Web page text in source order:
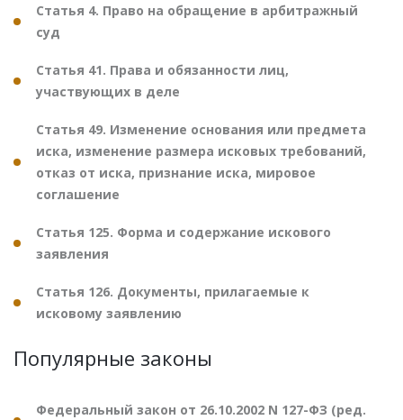
Статья 4. Право на обращение в арбитражный
суд
Статья 41. Права и обязанности лиц,
участвующих в деле
Статья 49. Изменение основания или предмета
иска, изменение размера исковых требований,
отказ от иска, признание иска, мировое
соглашение
Статья 125. Форма и содержание искового
заявления
Статья 126. Документы, прилагаемые к
исковому заявлению
Популярные законы
Федеральный закон от 26.10.2002 N 127-ФЗ (ред.